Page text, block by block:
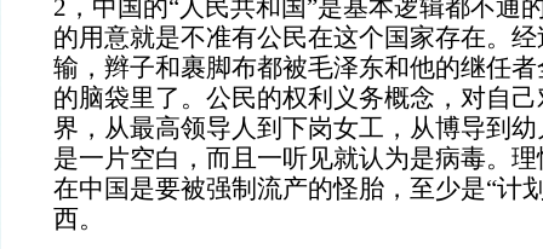
2，中国的“人民共和国”是基本逻辑都不通
的用意就是不准有公民在这个国家存在。
输，辫子和裹脚布都被毛泽东和他的继任
的脑袋里了。公民的权利义务概念，对自
界，从最高领导人到下岗女工，从博导到
是一片空白，而且一听见就认为是病毒。
在中国是要被强制流产的怪胎，至少是“计
西。